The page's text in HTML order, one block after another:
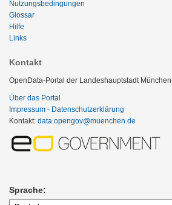
Nutzungsbedingungen
Glossar
Hilfe
Links
Kontakt
OpenData-Portal der Landeshauptstadt München
Über das Portal
Impressum - Datenschutzerklärung
Kontakt: data.opengov@muenchen.de
Sprache